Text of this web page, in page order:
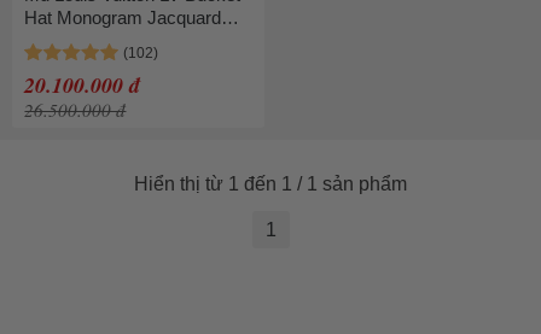
Hat Monogram Jacquard
Denim M7058S Màu Be
Nhạt Size S
20.100.000 đ
26.500.000 đ
Hiển thị từ 1 đến 1 / 1 sản phẩm
1